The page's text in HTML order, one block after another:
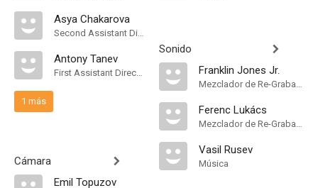
Asya Chakarova
Second Assistant Director
Antony Tanev
First Assistant Director
1 más
Cámara
Emil Topuzov
Sonido
Franklin Jones Jr.
Mezclador de Re-Grabación de Sonido
Ferenc Lukács
Mezclador de Re-Grabación de Sonido
Vasil Rusev
Música